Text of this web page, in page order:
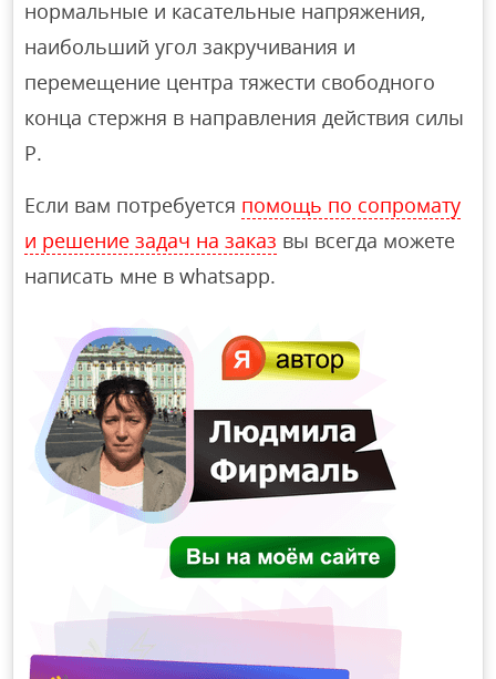
нормальные и касательные напряжения,
наибольший угол закручивания и
перемещение центра тяжести свободного
конца стержня в направления действия силы
Р.
Если вам потребуется помощь по сопромату
и решение задач на заказ вы всегда можете
написать мне в whatsapp.